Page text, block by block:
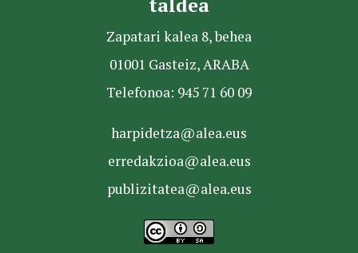
taldea
Zapatari kalea 8, behea
01001 Gasteiz, ARABA
Telefonoa: 945 71 60 09
harpidetza@alea.eus
erredakzioa@alea.eus
publizitatea@alea.eus